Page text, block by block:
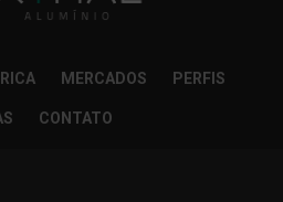
MERCADOS PERFIS
CONTATO